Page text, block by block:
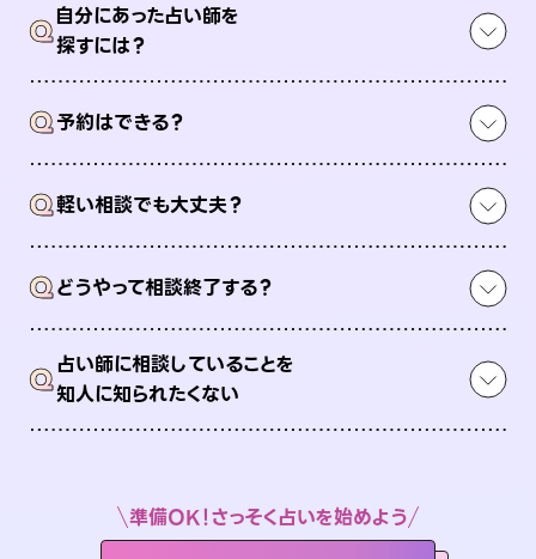
Q自分にあった占い師を
探すには？
Q予約はできる？
Q軽い相談でも大丈夫？
Qどうやって相談終了する？
Q占い師に相談していることを
知人に知られたくない
準備OK！さっそく占いを始めよう